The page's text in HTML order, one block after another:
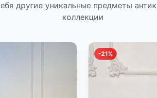
другие уникальные предметы
коллекции
-21%